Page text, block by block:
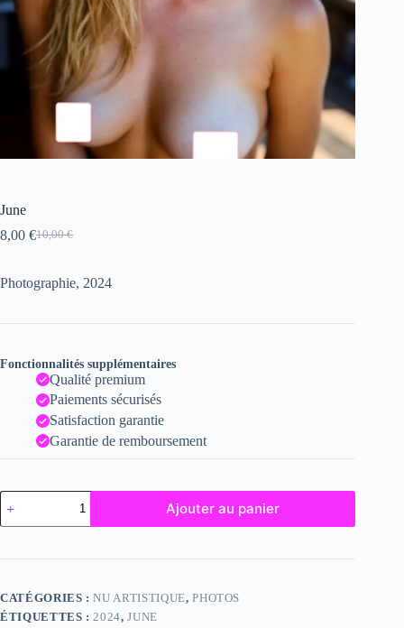
June
10,00€
Le
était :
8,00 €Le
est :
Photographie, 2024
Fonctionnalités supplémentaires
Qualité premium
Paiements sécurisés
Satisfaction garantie
Garantie de remboursement
quantité
de
June
Ajouter au panier
CATÉGORIES :NU ARTISTIQUE,PHOTOS
ÉTIQUETTES : 2024,JUNE